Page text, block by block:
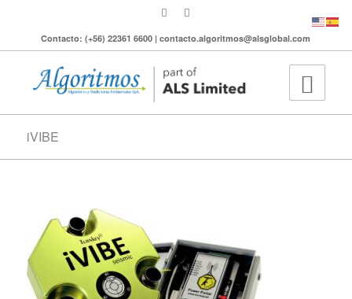
Contacto: (+56) 22361 6600 | contacto.algoritmos@alsglobal.com
iVIBE